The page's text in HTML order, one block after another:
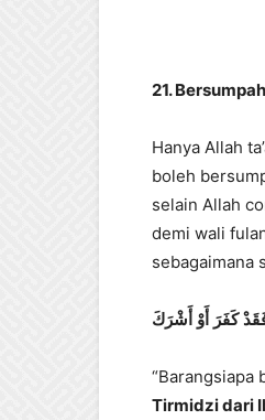
21.
Hanya Allah
boleh
selain Allah
demi wali
sebagaimana
كَفَرَ أَوْ أَشْرَكَ
“Barangsiapa
Tirmidzi dari